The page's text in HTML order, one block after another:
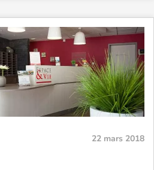
22 mars 2018